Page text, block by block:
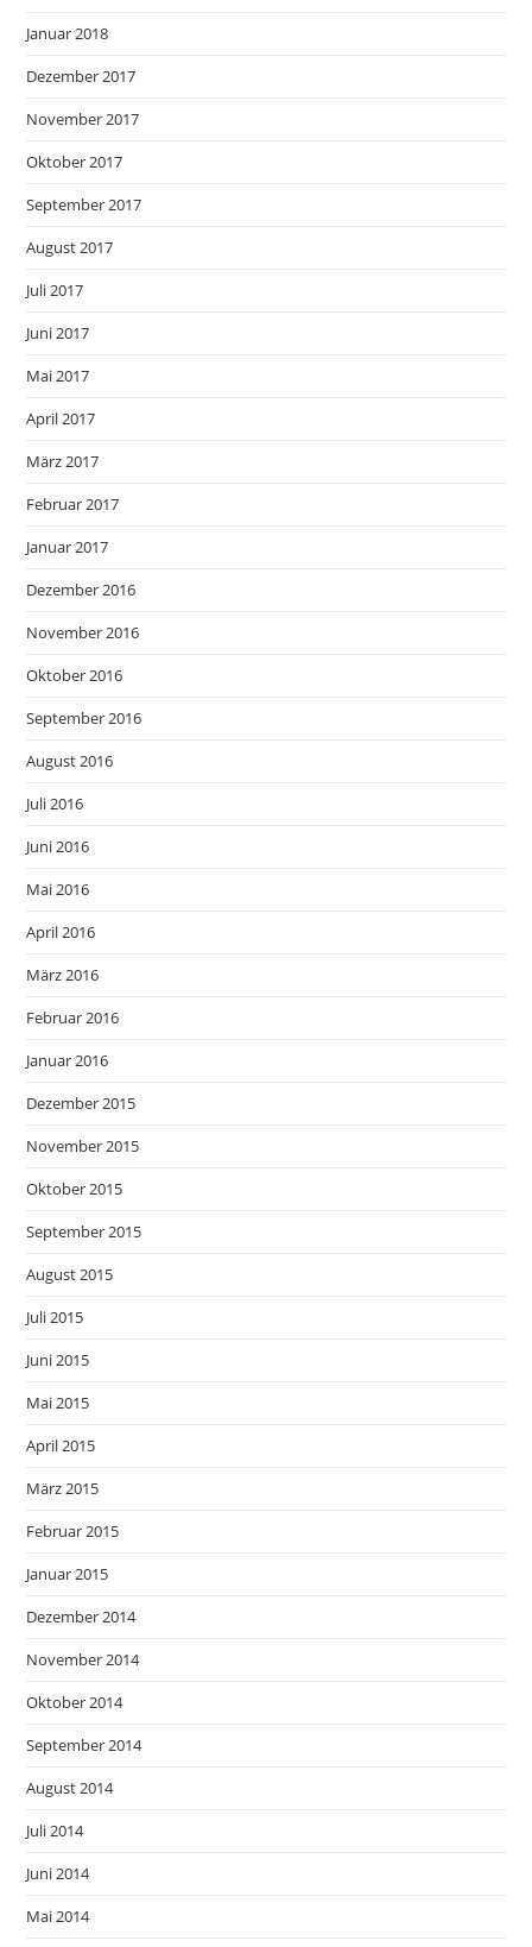
Januar 2018
Dezember 2017
November 2017
Oktober 2017
September 2017
August 2017
Juli 2017
Juni 2017
Mai 2017
April 2017
März 2017
Februar 2017
Januar 2017
Dezember 2016
November 2016
Oktober 2016
September 2016
August 2016
Juli 2016
Juni 2016
Mai 2016
April 2016
März 2016
Februar 2016
Januar 2016
Dezember 2015
November 2015
Oktober 2015
September 2015
August 2015
Juli 2015
Juni 2015
Mai 2015
April 2015
März 2015
Februar 2015
Januar 2015
Dezember 2014
November 2014
Oktober 2014
September 2014
August 2014
Juli 2014
Juni 2014
Mai 2014